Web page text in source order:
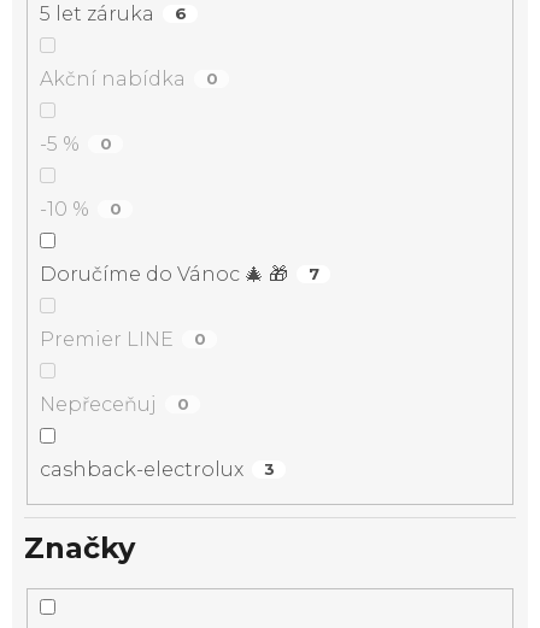
5 let záruka 6
Akční nabídka 0
-5 % 0
-10 % 0
Doručíme do Vánoc 🎄 🎁 7
Premier LINE 0
Nepřeceňuj 0
cashback-electrolux 3
Značky